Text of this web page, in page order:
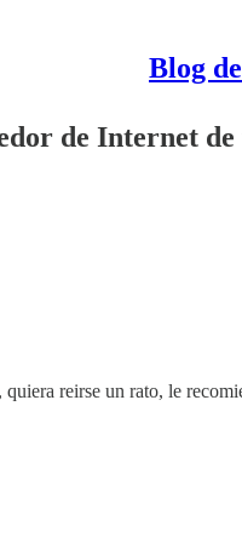
Blog
de Internet de
reirse un rato, le